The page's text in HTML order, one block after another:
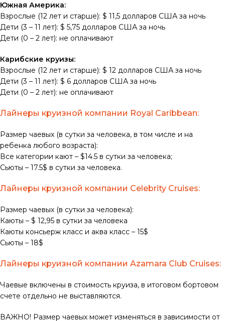
Южная Америка:
Взрослые (12 лет и старше): $ 11,5 долларов США за ночь
Дети (3 – 11 лет): $ 5,75 долларов США за ночь
Дети (0 – 2 лет): не оплачивают
Карибские круизы:
Взрослые (12 лет и старше): $ 12 долларов США за ночь
Дети (3 – 11 лет): $ 6 долларов США за ночь
Дети (0 – 2 лет): не оплачивают
Лайнеры круизной компании Royal Caribbean:
Размер чаевых (в сутки за человека, в том числе и на
ребенка любого возраста):
Все категории кают – $14.5 в сутки за человека;
Сьюты – 17.5$ в сутки за человека.
Лайнеры круизной компании Celebrity Cruises:
Размер чаевых (в сутки за человека):
Каюты – $ 12,95 в сутки за человека
Каюты консьерж класс и аква класс – 15$
Сьюты – 18$
Лайнеры круизной компании Azamara Club Cruises:
Чаевые включены в стоимость круиза, в итоговом бортовом
счете отдельно не выставляются.
ВАЖНО! Размер чаевых может изменяться в зависимости от